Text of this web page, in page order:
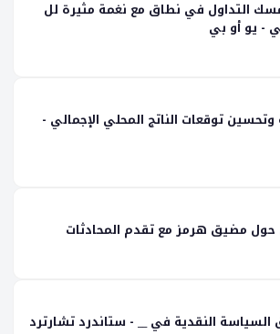
التداول في نطاق مع نغمة مثيرة لل
- يو أو بي
توقعات الناتج المحلي الإجمالي -
حول مضيق هرمز مع تقدم المحادثات
السياسة النقدية في __ - ستاندرد تشارترد